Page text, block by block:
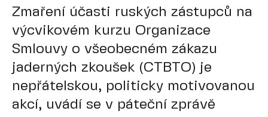
Zmaření účasti ruských zástupců na
výcvikovém kurzu Organizace
Smlouvy o všeobecném zákazu
jaderných zkoušek (CTBTO) je
nepřátelskou, politicky motivovanou
akcí, uvádí se v páteční zprávě